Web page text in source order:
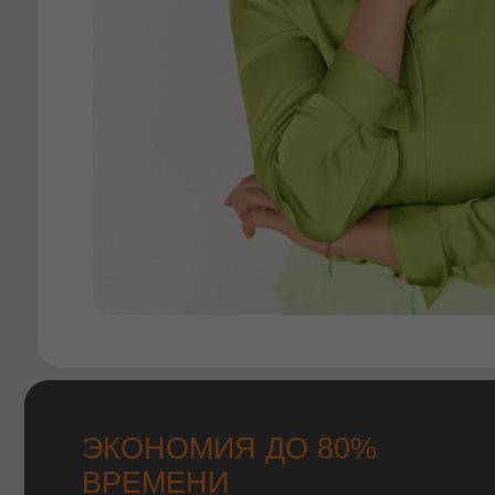
Эффективные процессы внутри агентства
и профессиональное сопровождение
сэкономят вам десятки часов на поиске
и оформлении недвижимости.
ЭКОНОМИЯ ДО 80%
ПРОЦЕСС РАБОТЫ В
«НЕО ЭСТЕЙТ»